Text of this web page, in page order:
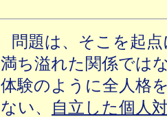
問題は、そこを起
満ち溢れた関係では
体験のように全人格
ない、
自立した個人